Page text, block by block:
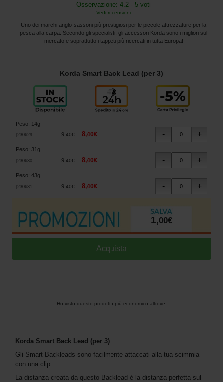
Osservazione: 4.2 - 5 voti
Vedi recensioni
Uno dei marchi anglo-sassoni più prestigiosi per le piccole attrezzature per la
pesca alla carpa. Secondo gli specialisti, gli accessori Korda sono i migliori sul
mercato e soprattutto i tappeti più ricercati in tutta Europa!
Korda Smart Back Lead (per 3)
Peso: 14g
230629] 9,40€ 8,40€
Peso: 31g
230630] 9,40€ 8,40€
Peso: 43g
230631 ] 9,40€ 8,40€
1,00€
Ho visto questo prodotto più economico altrove.
Korda Smart Back Lead (per 3)
Gli Smart Backleads sono facilmente attaccati alla tua scimmia
con una clip.
La distanza creata da questo Backlead è la distanza perfetta sul